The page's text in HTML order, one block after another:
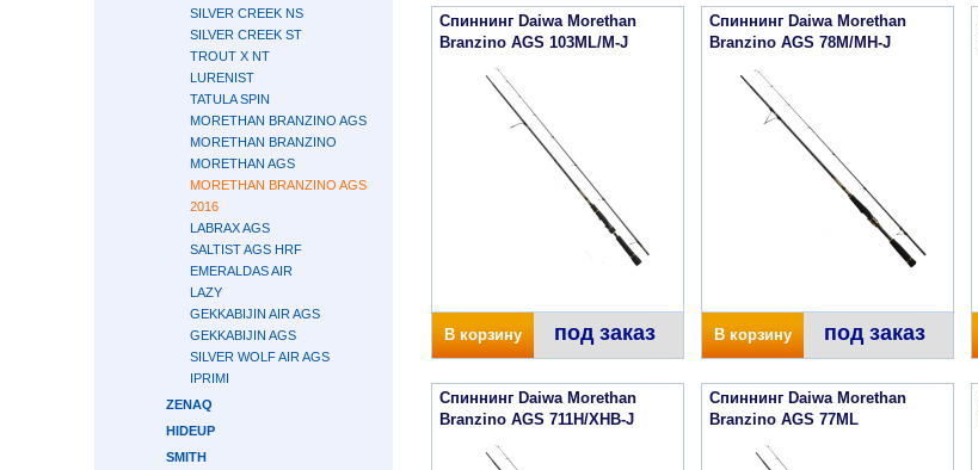
SILVER CREEK NS
SILVER CREEK ST
TROUT X NT
LURENIST
TATULA SPIN
MORETHAN BRANZINO AGS
MORETHAN BRANZINO
MORETHAN AGS
MORETHAN BRANZINO AGS
2016
LABRAX AGS
SALTIST AGS HRF
EMERALDAS AIR
LAZY
GEKKABIJIN AIR AGS
GEKKABIJIN AGS
SILVER WOLF AIR AGS
IPRIMI
ZENAQ
HIDEUP
SMITH
Спиннинг Daiwa Morethan
Branzino AGS 103ML/M-J
В корзину под заказ
Спиннинг Daiwa Morethan
Branzino AGS 78M/MH-J
В корзину под заказ
Спиннинг Daiwa Morethan
Branzino AGS 711H/XHB-J
Спиннинг Daiwa Morethan
Branzino AGS 77ML